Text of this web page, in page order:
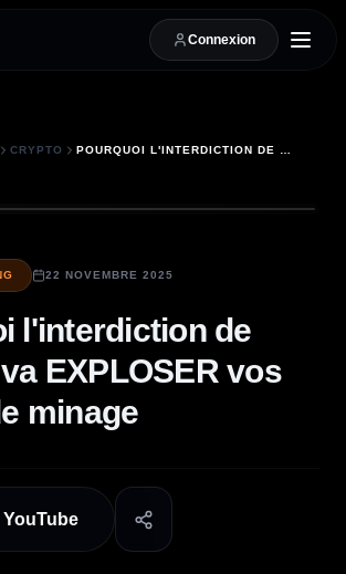
Connexion
CRYPTO
22 NOVEMBRE 2025
l'interdiction de
EXPLOSER vos
minage